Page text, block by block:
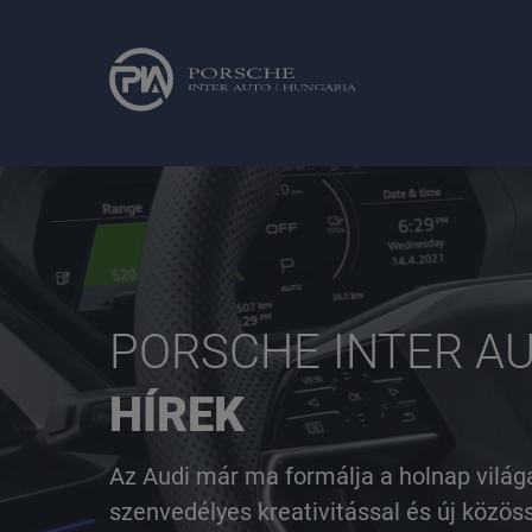
Volkswagen
Azonnal elvihető modelleink
Gyorskereső
Ajánlat
Szolgáltatásaink
PORSCHE INTER
HÍREK
Az Audi már ma formálja a holnap
szenvedélyes kreativitással és új